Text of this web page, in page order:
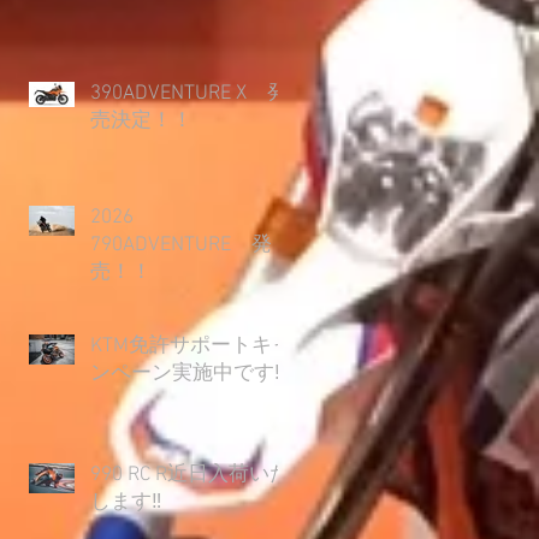
390ADVENTURE X 発
売決定！！
2026
790ADVENTURE 発
売！！
KTM免許サポートキャ
ンペーン実施中です‼
990 RC R近日入荷いた
します‼